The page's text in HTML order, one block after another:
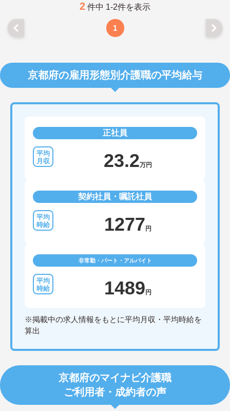
2 件中 1-2件を表示
1
京都府の雇用形態別介護職の平均給与
正社員
23.2万円
契約社員・嘱託社員
1277 円
非常勤・パート・アルバイト
1489 円
※掲載中の求人情報をもとに平均月収・平均時給を
算出
京都府のマイナビ介護職
ご利用者・成約者の声